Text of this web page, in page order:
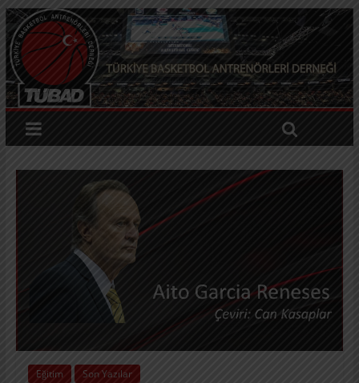
Eğitim Son Yazılar